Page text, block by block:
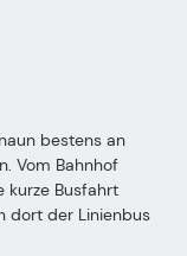
bestens an
Vom Bahnhof
kurze Busfahrt
dort der Linienbus